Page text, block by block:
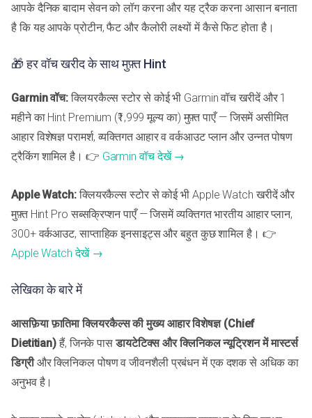
आपके दैनिक बादाम सेवन को लॉग करना और यह ट्रैक करना आसान बनाता
है कि यह आपके प्रोटीन, फैट और कैलोरी लक्ष्यों में कैसे फिट होता है।
🎁 हर वॉच खरीद के साथ मुफ़्त Hint
Garmin वॉच: क्लियरकैल्स स्टोर से कोई भी Garmin वॉच खरीदें और 1
महीने का Hint Premium (₹1,999 मूल्य का) मुफ़्त पाएँ — जिसमें असीमित
आहार विशेषज्ञ परामर्श, व्यक्तिगत आहार व वर्कआउट प्लान और उन्नत पोषण
ट्रैकिंग शामिल है। 👉 Garmin वॉच देखें →
Apple Watch:क्लियरकैल्स स्टोर से कोई भी Apple Watch खरीदें और
मुफ़्त Hint Pro सब्सक्रिप्शन पाएँ — जिसमें व्यक्तिगत भारतीय आहार प्लान,
300+ वर्कआउट, साप्ताहिक इनसाइट्स और बहुत कुछ शामिल है। 👉
Apple Watch देखें →
लेखिका के बारे में
आसफ़िया फ़ातिमा क्लियरकैल्स की मुख्य आहार विशेषज्ञ (Chief
Dietitian) हैं, जिनके पासडायटेटिक्स और क्लिनिकल न्यूट्रिशन में मास्टर्स
डिग्रीऔर क्लिनिकल पोषण व जीवनशैली प्रबंधन में एक दशक से अधिक का
अनुभव है।